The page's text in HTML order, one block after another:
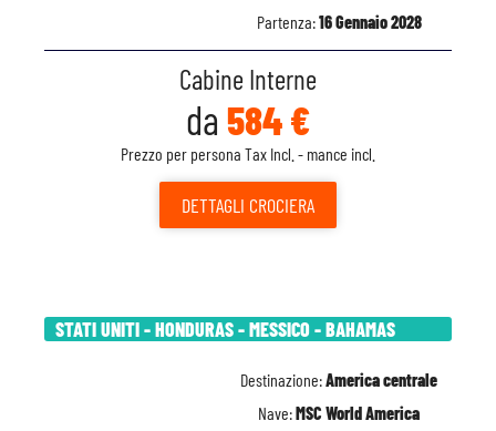
Partenza:16 Gennaio 2028
Cabine Interne
da 584 €
Prezzo per persona Tax Incl. - mance incl.
DETTAGLI CROCIERA
STATI UNITI - HONDURAS - MESSICO - BAHAMAS
Destinazione:America centrale
Nave:MSC World America